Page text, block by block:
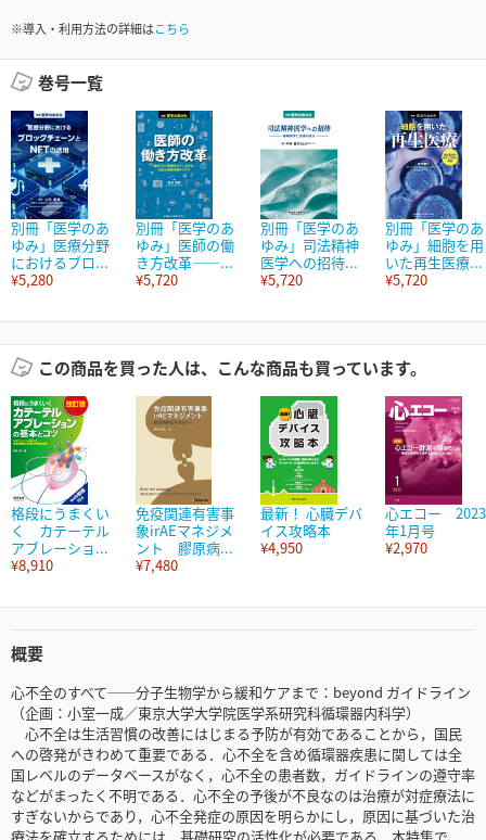
※導入・利用方法の詳細はこちら
巻号一覧
別冊「医学のあ
ゆみ」医療分野
におけるブロ...
¥5,280
別冊「医学のあ
ゆみ」医師の働
き方改革――...
¥5,720
別冊「医学のあ
ゆみ」司法精神
医学への招待...
¥5,720
別冊「医学のあ
ゆみ」細胞を用
いた再生医療...
¥5,720
この商品を買った人は、こんな商品も買っています。
格段にうまくい
く カテーテル
アブレーショ...
¥8,910
免疫関連有害事
象irAEマネジメ
ント 膠原病...
¥7,480
最新！ 心臓デバ
イス攻略本
¥4,950
心エコー 2023
年1月号
¥2,970
概要
心不全のすべて──分子生物学から緩和ケアまで：beyond ガイドライン
（企画：小室一成／東京大学大学院医学系研究科循環器内科学）
心不全は生活習慣の改善にはじまる予防が有効であることから，国民
への啓発がきわめて重要である．心不全を含め循環器疾患に関しては全
国レベルのデータベースがなく，心不全の患者数，ガイドラインの遵守率
などがまったく不明である．心不全の予後が不良なのは治療が対症療法に
すぎないからであり，心不全発症の原因を明らかにし，原因に基づいた治